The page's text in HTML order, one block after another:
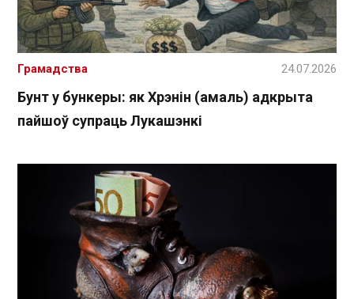
Бунт у бункеры: як Хрэнін (амаль) адкрыта
пайшоў супраць Лукашэнкі
Грамадства 24.07.2026